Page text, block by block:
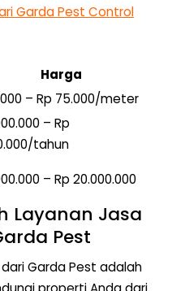
Garda Pest Control
Harga
– Rp 75.000/meter
– Rp
tahun
– Rp 20.000.000
Layanan Jasa
Pest
Garda Pest adalah